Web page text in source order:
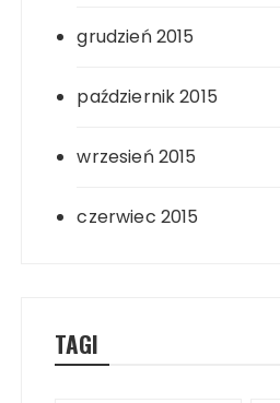
grudzień 2015
październik 2015
wrzesień 2015
czerwiec 2015
TAGI